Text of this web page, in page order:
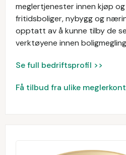
meglertjenester innen kjøp
fritidsboliger, nybygg og
opptatt av å kunne tilby de
verktøyene innen
Se full bedriftsprofil >>
Få tilbud fra ulike